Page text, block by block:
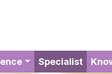
Specialist